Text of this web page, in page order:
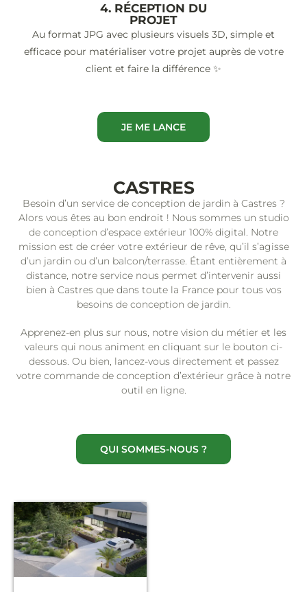
4. RÉCEPTION DU
PROJET
Au format JPG avec plusieurs visuels 3D, simple et
efficace pour matérialiser votre projet auprès de votre
client et faire la différence ✨
JE ME LANCE
CASTRES
Besoin d’un service de conception de jardin à Castres ?
Alors vous êtes au bon endroit ! Nous sommes un studio
de conception d’espace extérieur 100% digital. Notre
mission est de créer votre extérieur de rêve, qu’il s’agisse
d’un jardin ou d’un balcon/terrasse. Étant entièrement à
distance, notre service nous permet d’intervenir aussi
bien à Castres que dans toute la France pour tous vos
besoins de conception de jardin.
Apprenez-en plus sur nous, notre vision du métier et les
valeurs qui nous animent en cliquant sur le bouton ci-
dessous. Ou bien, lancez-vous directement et passez
votre commande de conception d’extérieur grâce à notre
outil en ligne.
QUI SOMMES-NOUS ?